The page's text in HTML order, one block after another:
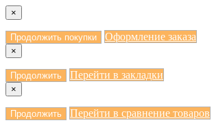
×
Продолжить покупки Оформление заказа
×
Продолжить Перейти в закладки
×
Продолжить Перейти в сравнение товаров